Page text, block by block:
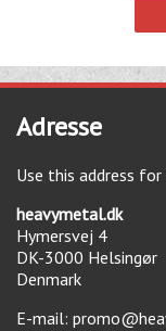
Adresse
Use this address
heavymetal.dk
Hymersvej 4
DK-3000 Helsingør
Denmark
E-mail: